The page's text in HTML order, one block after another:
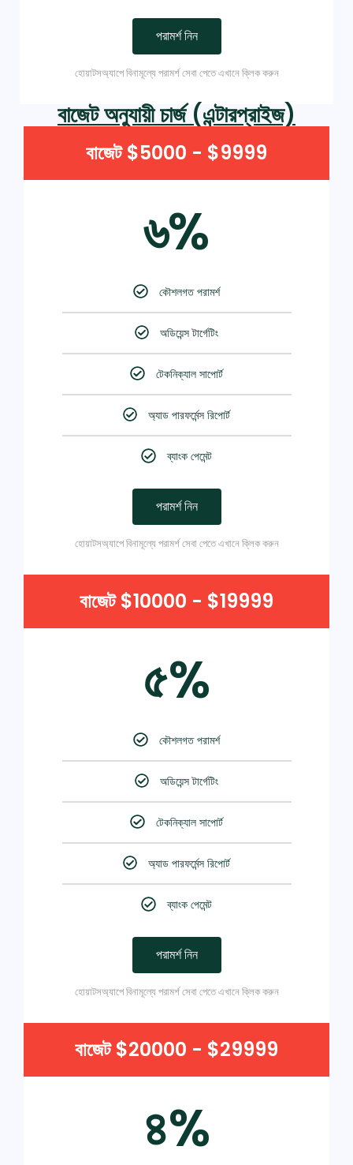
পরামর্শ নিন
হোয়াটসঅ্যাপে বিনামূল্যে পরামর্শ সেবা পেতে এখানে ক্লিক করুন
বাজেট অনুযায়ী চার্জ (এন্টারপ্রাইজ)
বাজেট $5000 - $9999
৬%
কৌশলগত পরামর্শ
অডিয়েন্স টার্গেটিং
টেকনিক্যাল সাপোর্ট
অ্যাড পারফর্মেন্স রিপোর্ট
ব্যাংক পেমেন্ট
পরামর্শ নিন
হোয়াটসঅ্যাপে বিনামূল্যে পরামর্শ সেবা পেতে এখানে ক্লিক করুন
বাজেট $10000 - $19999
৫%
কৌশলগত পরামর্শ
অডিয়েন্স টার্গেটিং
টেকনিক্যাল সাপোর্ট
অ্যাড পারফর্মেন্স রিপোর্ট
ব্যাংক পেমেন্ট
পরামর্শ নিন
হোয়াটসঅ্যাপে বিনামূল্যে পরামর্শ সেবা পেতে এখানে ক্লিক করুন
বাজেট $20000 - $29999
৪%